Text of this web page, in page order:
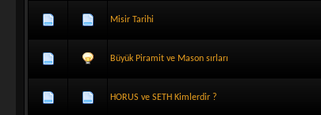
Misir Tarihi
Büyük Piramit ve Mason sırları
HORUS ve SETH Kimlerdir ?